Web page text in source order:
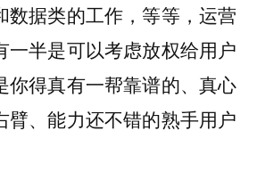
数据类的工作，等等，运营
一半是可以考虑放权给用户
你得真有一帮靠谱的、真心
臂、能力还不错的熟手用户